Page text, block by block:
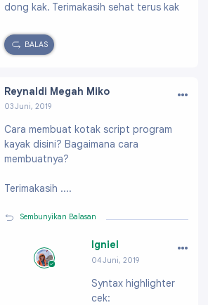
dong kak. Terimakasih sehat terus kak
BALAS
Reynaldi Megah Miko
03 Juni, 2019
2691603728748270
…
Cara membuat kotak script program
kayak disini? Bagaimana cara
membuatnya?
Terimakasih ....
Sembunyikan Balasan
Igniel
04 Juni, 2019
w.blogger.com/pro
…
Syntax highlighter
cek: